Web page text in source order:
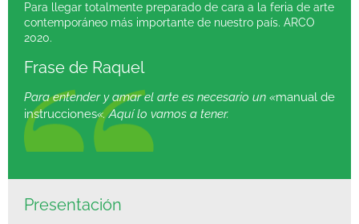
Para llegar totalmente preparado de cara a la feria de arte
contemporáneo más importante de nuestro país. ARCO
2020.
Frase de Raquel
Para entender y amar el arte es necesario un «manual de
instrucciones«. Aquí lo vamos a tener.
Presentación